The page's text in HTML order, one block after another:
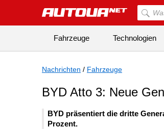
Fahrzeuge Technologien
Nachrichten / Fahrzeuge
BYD Atto 3: Neue
BYD präsentiert die dritte
Prozent.